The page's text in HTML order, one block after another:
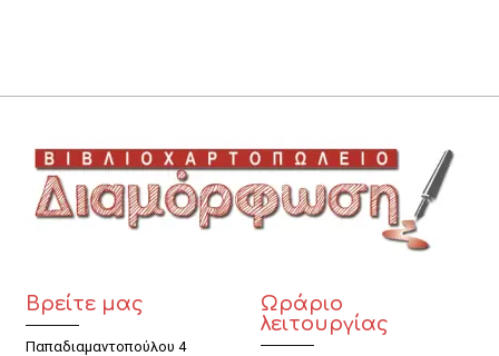
Βρείτε μας
Παπαδιαμαντοπούλου 4
Ωράριο
λειτουργίας